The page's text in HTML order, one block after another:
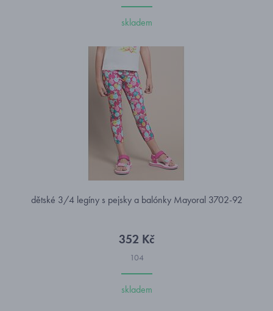
skladem
dětské 3/4 legíny s pejsky a balónky Mayoral 3702-92
352 Kč
104
skladem